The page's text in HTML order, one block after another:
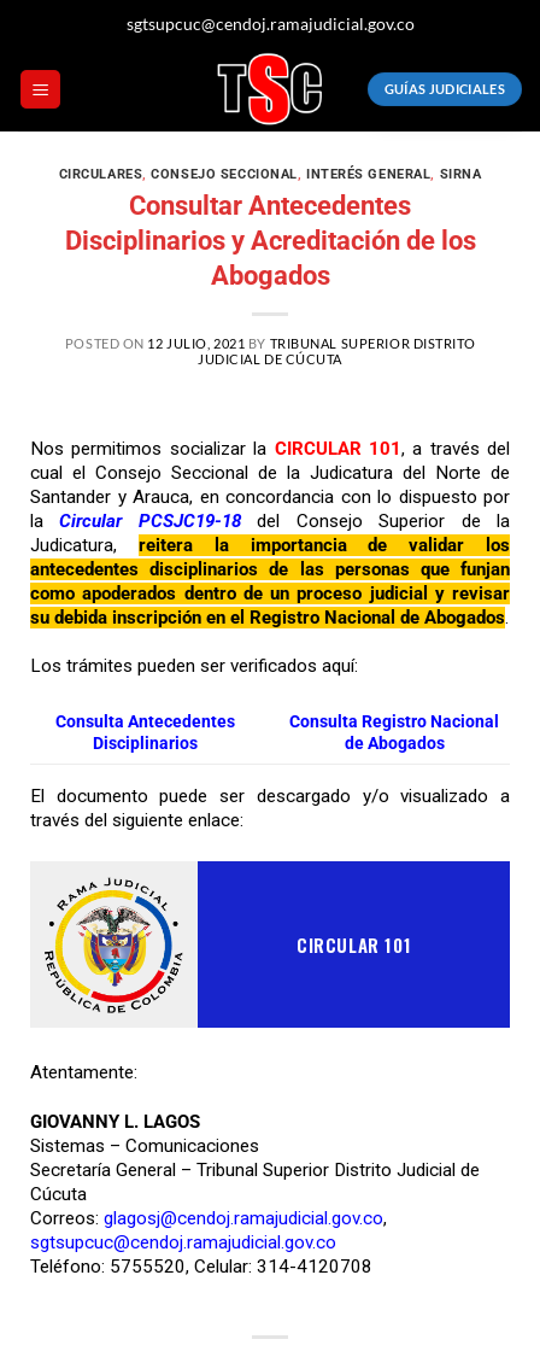
sgtsupcuc@cendoj.ramajudicial.gov.co
GUÍAS JUDICIALES
CIRCULARES,CONSEJO SECCIONAL,INTERÉS GENERAL, SIRNA
Consultar Antecedentes
Disciplinarios y Acreditación de los
Abogados
POSTED ON 12 JULIO, 2021 BY TRIBUNAL SUPERIOR DISTRITO
JUDICIAL DE CÚCUTA
Nos permitimos socializar la CIRCULAR 101, a través del
cual el Consejo Seccional de la Judicatura del Norte de
Santander y Arauca, en concordancia con lo dispuesto por
laCircular PCSJC19-18del Consejo Superior de la
Judicatura, reitera la importancia de validar los
antecedentes disciplinarios de las personas que funjan
como apoderados dentro de un proceso judicial y revisar
su debida inscripción en el Registro Nacional de Abogados
Los trámites pueden ser verificados aquí:
Consulta Antecedentes
Disciplinarios
Consulta Registro Nacional
de Abogados
El documento puede ser descargado y/o visualizado a
través del siguiente enlace:
CIRCULAR 101
Atentamente:
GIOVANNY L. LAGOS
Sistemas – Comunicaciones
Secretaría General – Tribunal Superior Distrito Judicial de
Cúcuta
Correos: glagosj@cendoj.ramajudicial.gov.co,
sgtsupcuc@cendoj.ramajudicial.gov.co
Teléfono: 5755520, Celular: 314-4120708